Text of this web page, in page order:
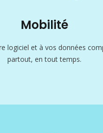
Mobilité
logiciel et à vos données
partout, en tout temps.